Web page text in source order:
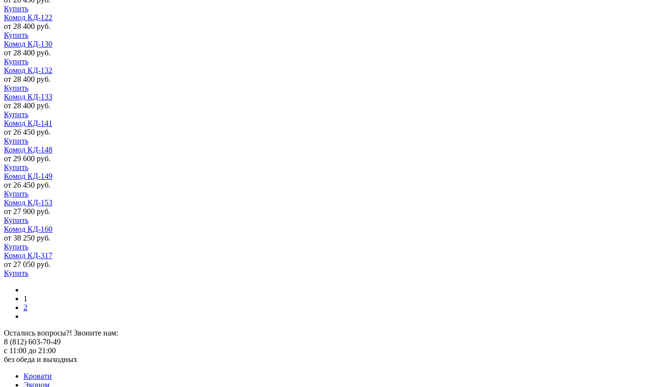
Купить
Комод КД-122
от 28 400 руб.
Купить
Комод КД-130
от 28 400 руб.
Купить
Комод КД-132
от 28 400 руб.
Купить
Комод КД-133
от 28 400 руб.
Купить
Комод КД-141
от 26 450 руб.
Купить
Комод КД-148
от 29 600 руб.
Купить
Комод КД-149
от 26 450 руб.
Купить
Комод КД-153
от 27 900 руб.
Купить
Комод КД-160
от 38 250 руб.
Купить
Комод КД-317
от 27 050 руб.
Купить
1
2
Остались вопросы?! Звоните нам:
8 (812) 603-70-49
с 11:00 до 21:00
без обеда и выходных
Кровати
Эконом